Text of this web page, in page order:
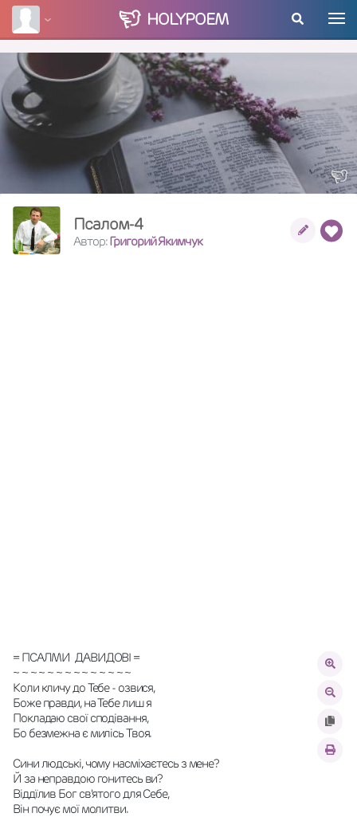
HOLYPOEM
Псалом-4
Автор:Григорий Якимчук
= ПСАЛМИ  ДАВИДОВІ =
~ ~ ~ ~ ~ ~ ~ ~ ~ ~ ~ ~ ~ ~
Коли кличу до Тебе - озвися,
Боже правди, на Тебе лиш я
Покладаю свої сподівання,
Бо безмежна є милісь Твоя.
Сини людські, чому насміхаєтесь з мене?
Й за неправдою гонитесь ви?
Віддїлив Бог св'ятого для Себе,
Він почує мої молитви.